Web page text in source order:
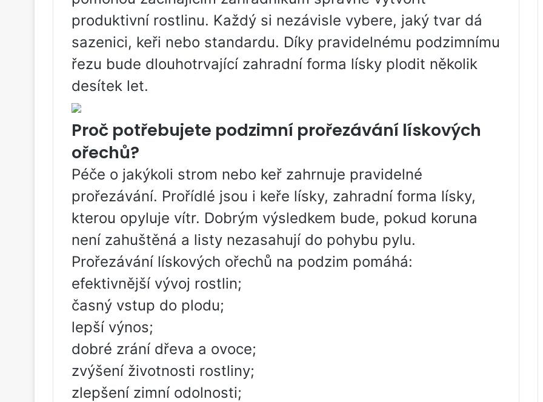
produktivní rostlinu. Každý si nezávisle vybere, jaký tvar dá
sazenici, keři nebo standardu. Díky pravidelnému podzimnímu
řezu bude dlouhotrvající zahradní forma lísky plodit několik
desítek let.
Proč potřebujete podzimní prořezávání lískových
ořechů?
Péče o jakýkoli strom nebo keř zahrnuje pravidelné
prořezávání. Prořídlé jsou i keře lísky, zahradní forma lísky,
kterou opyluje vítr. Dobrým výsledkem bude, pokud koruna
není zahuštěná a listy nezasahují do pohybu pylu.
Prořezávání lískových ořechů na podzim pomáhá:
efektivnější vývoj rostlin;
časný vstup do plodu;
lepší výnos;
dobré zrání dřeva a ovoce;
zvýšení životnosti rostliny;
zlepšení zimní odolnosti;